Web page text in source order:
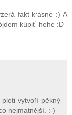
fakt krásne :) A
kúpiť, hehe :D
vytvoří pěkný
nejmatnější. :-)